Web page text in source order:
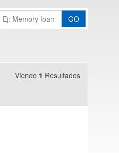
GO
Viendo 1 Resultados